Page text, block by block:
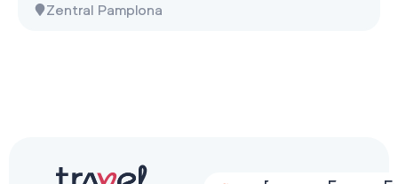
Zentral Pamplona